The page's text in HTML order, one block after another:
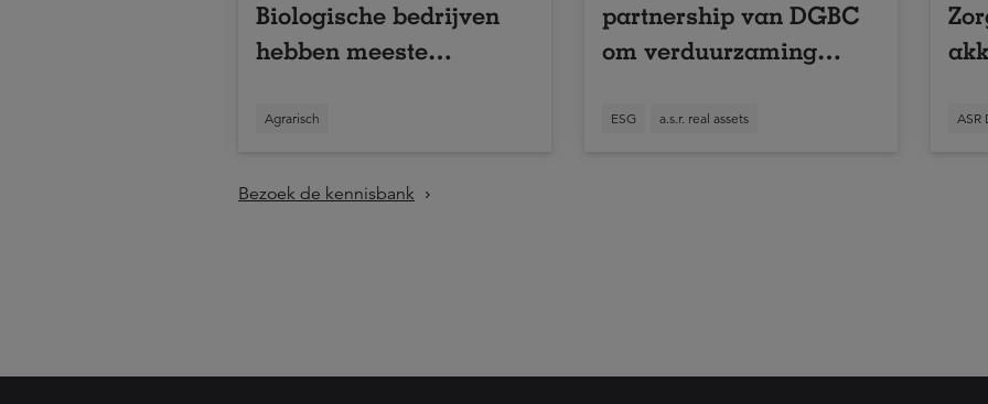
Biologische bedrijven
hebben meeste
onderneming
Agrarisch
partnership van DGBC
om verduurzaming
te versnellen
ESG a.s.r. real assets ASR
Bezoek de kennisbank